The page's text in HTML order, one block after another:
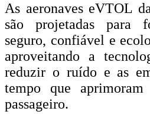
As aeronaves eVTOL
são projetadas para
seguro, confiável e
aproveitando a
reduzir o ruído e as
tempo que
passageiro.